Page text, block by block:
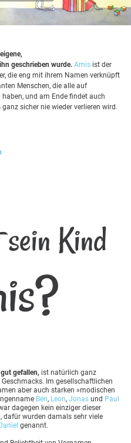
geschrieben wurde. Arnis ist der
die eng mit ihrem Namen verknüpft
Menschen, die alle auf
und am Ende findet auch
sicher nie wieder verlieren wird.
Kind
gefallen, ist natürlich ganz
Im gesellschaftlichen
aber auch starken »modischen
Ben, Leon, Jonas und Paul
dagegen kein einziger dieser
dafür wurden damals sehr viele
genannt.